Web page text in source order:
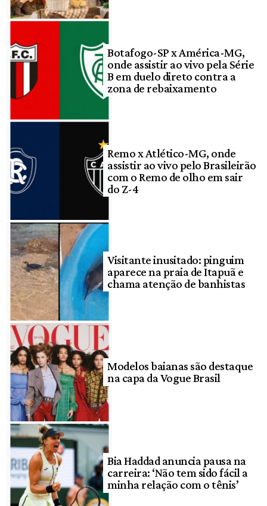
Botafogo-SP x América-MG,
onde assistir ao vivo pela Série
B em duelo direto contra a
zona de rebaixamento
Remo x Atlético-MG, onde
assistir ao vivo pelo Brasileirão
com o Remo de olho em sair
do Z-4
Visitante inusitado: pinguim
aparece na praia de Itapuã e
chama atenção de banhistas
Modelos baianas são destaque
na capa da Vogue Brasil
Bia Haddad anuncia pausa na
carreira: ‘Não tem sido fácil a
minha relação com o tênis’